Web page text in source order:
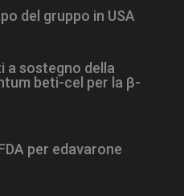
del gruppo in USA
a sostegno della
beti-cel per la β-
per edavarone
www.dailyhealthindustry.it